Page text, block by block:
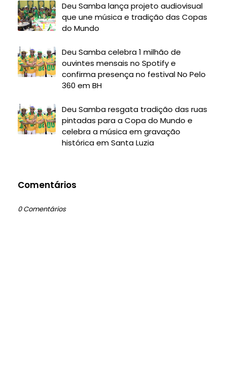
Deu Samba lança projeto audiovisual
que une música e tradição das Copas
do Mundo
Deu Samba celebra 1 milhão de
ouvintes mensais no Spotify e
confirma presença no festival No Pelo
360 em BH
Deu Samba resgata tradição das ruas
pintadas para a Copa do Mundo e
celebra a música em gravação
histórica em Santa Luzia
Comentários
0 Comentários